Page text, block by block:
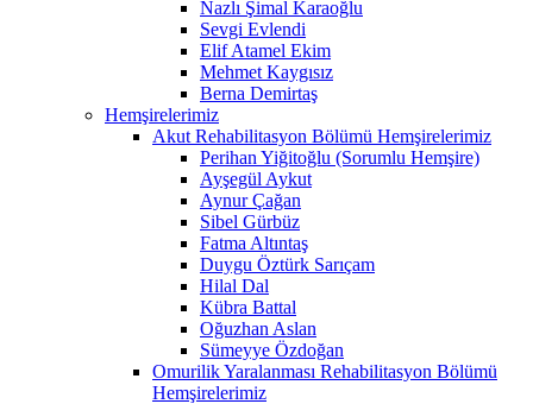
Nazlı Şimal Karaoğlu
Sevgi Evlendi
Elif Atamel Ekim
Mehmet Kaygısız
Berna Demirtaş
Hemşirelerimiz
Akut Rehabilitasyon Bölümü Hemşirelerimiz
Perihan Yiğitoğlu (Sorumlu Hemşire)
Ayşegül Aykut
Aynur Çağan
Sibel Gürbüz
Fatma Altıntaş
Duygu Öztürk Sarıçam
Hilal Dal
Kübra Battal
Oğuzhan Aslan
Sümeyye Özdoğan
Omurilik Yaralanması Rehabilitasyon Bölümü
Hemşirelerimiz